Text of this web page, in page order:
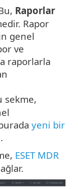
Raporlar
Rapor
genel
ve
raporlarla
sekme,
yeni bir
.
ESET MDR